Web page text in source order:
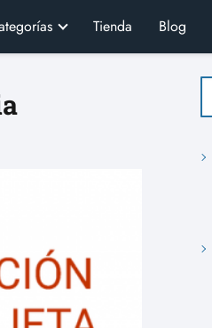
Tienda Blog